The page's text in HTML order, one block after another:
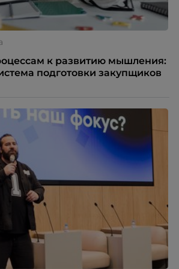
к развитию мышления:
подготовки закупщиков